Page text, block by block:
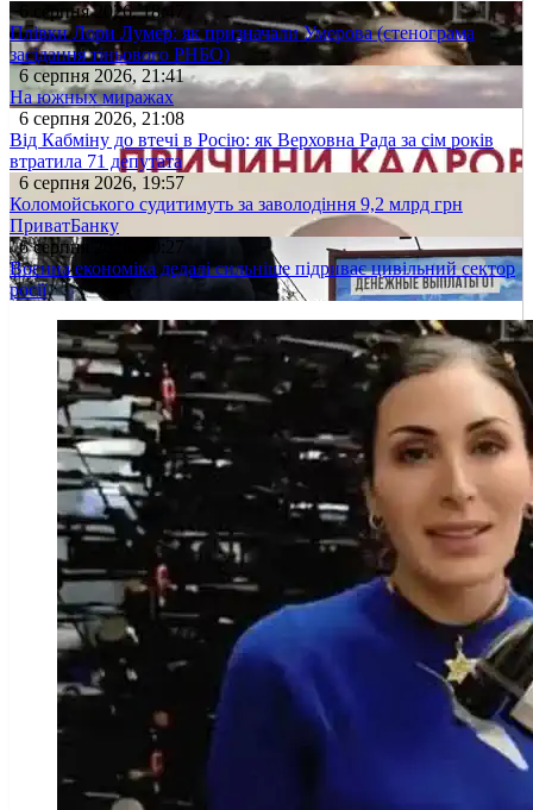
6 серпня 2026, 18:47
Плівки Лори Лумер: як призначали Умерова (стенограма
засідання тіньового РНБО)
6 серпня 2026, 21:41
На южных миражах
6 серпня 2026, 21:08
Від Кабміну до втечі в Росію: як Верховна Рада за сім років
втратила 71 депутата
6 серпня 2026, 19:57
Коломойського судитимуть за заволодіння 9,2 млрд грн
ПриватБанку
6 серпня 2026, 20:27
Воєнна економіка дедалі сильніше підриває цивільний сектор
росії